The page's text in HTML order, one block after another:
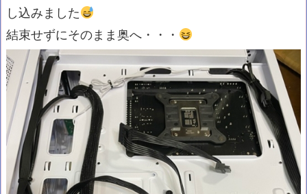
し込みました
結束せずにそのまま奥へ・・・